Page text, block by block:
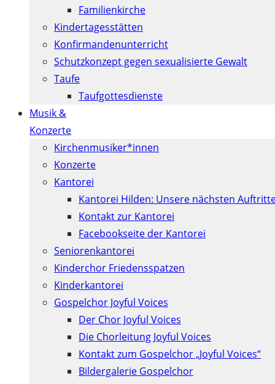
Familienkirche
Kindertagesstätten
Konfirmanden­unterricht
Schutzkonzept gegen sexualisierte Gewalt
Taufe
Taufgottesdienste
Musik &
Konzerte
Kirchenmusiker*innen
Konzerte
Kantorei
Kantorei Hilden: Unsere nächsten
Kontakt zur Kantorei
Facebookseite der Kantorei
Seniorenkantorei
Kinderchor Friedensspatzen
Kinderkantorei
Gospelchor Joyful Voices
Der Chor Joyful Voices
Die Chorleitung Joyful Voices
Kontakt zum Gospelchor „Joyful Voices“
Bildergalerie Gospelchor